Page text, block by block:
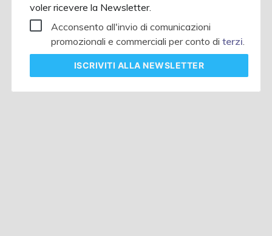
voler ricevere la Newsletter.
Acconsento all'invio di comunicazioni
promozionali e commerciali per conto diterzi.
ISCRIVITI ALLA NEWSLETTER